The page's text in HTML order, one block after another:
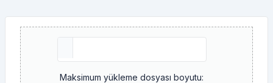
Maksimum yükleme dosyası boyutu: